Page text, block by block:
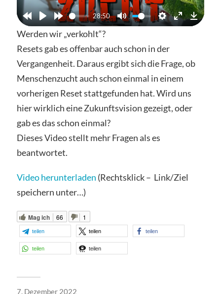
28:50
Werden wir „verkohlt“?
Resets gab es offenbar auch schon in der
Vergangenheit. Daraus ergibt sich die Frage, ob
Menschenzucht auch schon einmal in einem
vorherigen Reset stattgefunden hat. Wird uns
hier wirklich eine Zukunftsvision gezeigt, oder
gab es das schon einmal?
Dieses Video stellt mehr Fragen als es
beantwortet.
Video herunterladen (Rechtsklick – Link/Ziel
speichern unter…)
Mag ich 66 1
teilen teilen teilen
teilen teilen
7. Dezember 2022